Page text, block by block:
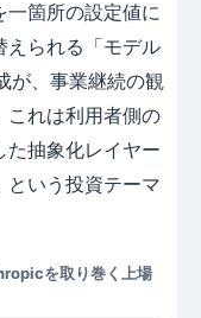
箇所の設定値に
えられる「モデル
が、事業継続の観
これは利用者側の
た抽象化レイヤー
という投資テーマ
を取り巻く上場